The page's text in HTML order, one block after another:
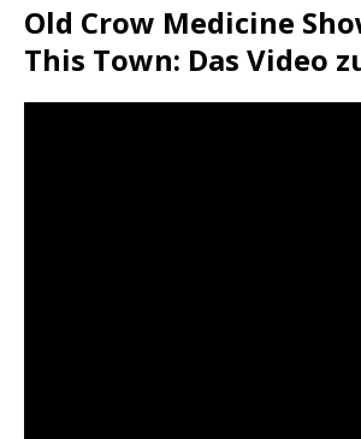
Old Crow Medicine
This Town: Das Video